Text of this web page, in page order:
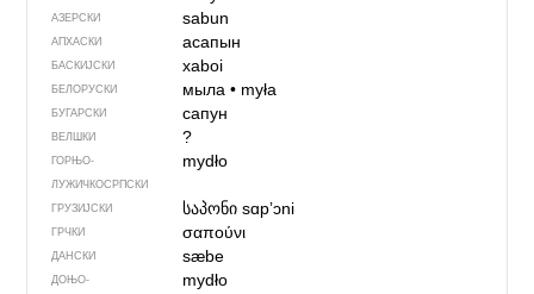
АЗЕРСКИ sabun
АПХАСКИ асапын
БАСКИЈСКИ xaboi
БЕЛОРУСКИ мыла• myła
БУГАРСКИ сапун
ВЕЛШКИ ?
ГОРЊО­
ЛУЖИЧКОСРПСКИ
mydło
ГРУЗИЈСКИ საპონიsɑpʼɔni
ГРЧКИ σαπούνι
ДАНСКИ sæbe
ДОЊО­
mydło